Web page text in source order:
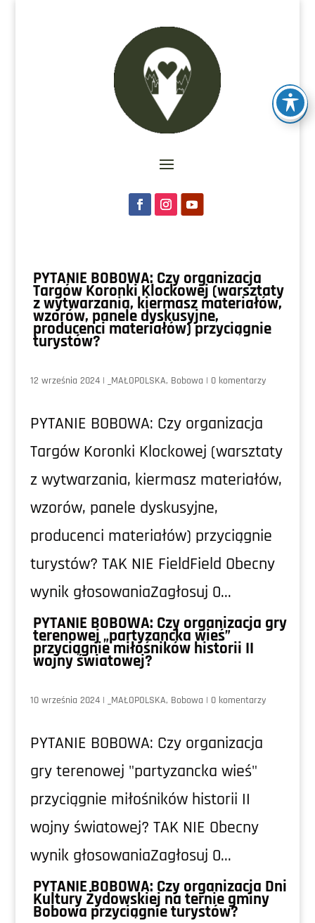
PYTANIE BOBOWA: Czy organizacja
Targów Koronki Klockowej (warsztaty
z wytwarzania, kiermasz materiałów,
wzorów, panele dyskusyjne,
producenci materiałów) przyciągnie
turystów?
12 września 2024| _MAŁOPOLSKA, Bobowa | 0 komentarzy
PYTANIE BOBOWA: Czy organizacja
Targów Koronki Klockowej (warsztaty
z wytwarzania, kiermasz materiałów,
wzorów, panele dyskusyjne,
producenci materiałów) przyciągnie
turystów? TAK NIE FieldField Obecny
wynik głosowaniaZagłosuj 0...
PYTANIE BOBOWA: Czy organizacja gry
terenowej „partyzancka wieś”
przyciągnie miłośników historii II
wojny światowej?
10 września 2024| _MAŁOPOLSKA, Bobowa | 0 komentarzy
PYTANIE BOBOWA: Czy organizacja
gry terenowej "partyzancka wieś"
przyciągnie miłośników historii II
wojny światowej? TAK NIE Obecny
wynik głosowaniaZagłosuj 0...
PYTANIE BOBOWA: Czy organizacja Dni
Kultury Żydowskiej na ternie gminy
Bobowa przyciągnie turystów?